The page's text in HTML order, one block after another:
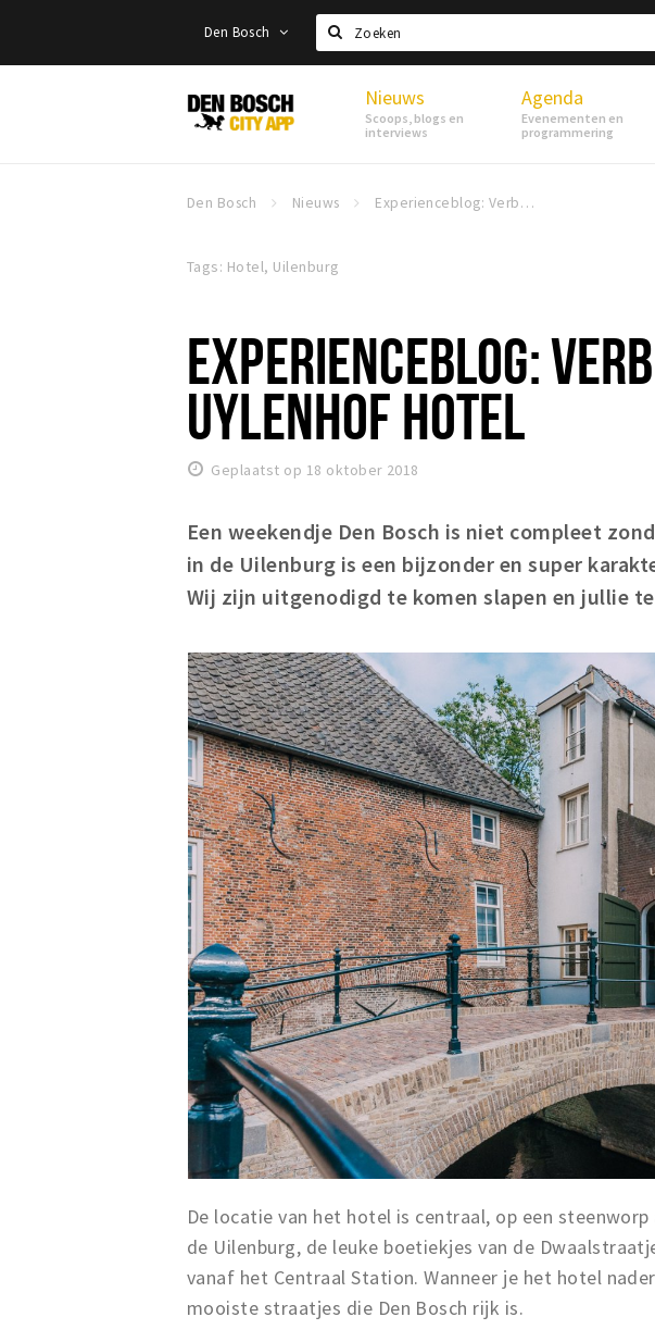
Den Bosch
Zoeken
Den
Bosch
Nieuws
Scoops, blogs en
interviews
Agenda
Evenementen en
programmering
Den Bosch Nieuws Experienceblog: Verblijf bij Uylenhof Hotel
Tags: Hotel, Uilenburg
EXPERIENCEBLOG:
UYLENHOF HOTEL
Geplaatst op 18 oktober 2018
Een weekendje Den Bosch is niet compleet
in de Uilenburg is een bijzonder en super
Wij zijn uitgenodigd te komen slapen en jullie
De locatie van het hotel is centraal, op een
de Uilenburg, de leuke boetiekjes van de
vanaf het Centraal Station. Wanneer je het hotel
mooiste straatjes die Den Bosch rijk is.